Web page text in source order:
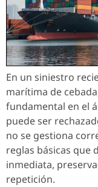
En un siniestro
marítima de
fundamental en el
puede ser
no se gestiona
reglas básicas que
inmediata,
repetición.